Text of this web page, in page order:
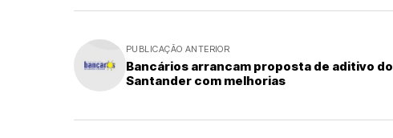
PUBLICAÇÃO ANTERIOR
Bancários arrancam proposta de aditivo do
Santander com melhorias